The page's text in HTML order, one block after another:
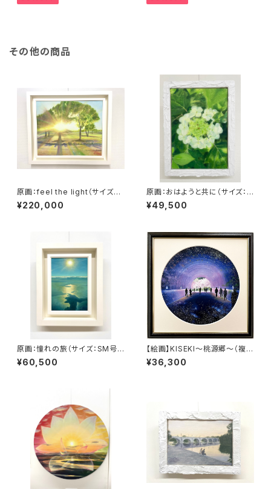
その他の商品
原画：feel the light（サイズ：F
8号（額縁含む縦450mm×横5
60mm×奥行45mm））
¥220,000
原画：おはようと共に（サイズ：S
M号・額縁外寸：よこ25.8cm×
たて32.7㎝×奥行4.5㎝）
¥49,500
原画：憧れの旅（サイズ：SM号・
額縁外寸：よこ25.8cm×たて3
2.7㎝×奥行4.5㎝）
¥60,500
【絵画】KISEKI～桃源郷～（複製
画）
¥36,300